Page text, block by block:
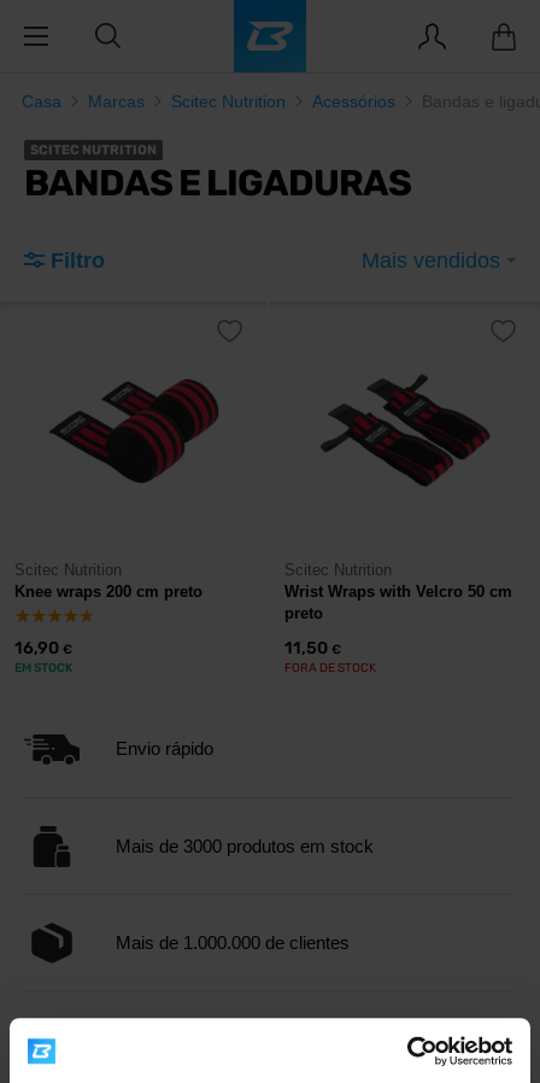
Casa Marcas Scitec Nutrition Acessórios Bandas e
SCITEC NUTRITION
BANDAS E LIGADURAS
Filtro Mais vendidos
Scitec Nutrition
Knee wraps 200 cm preto
16,90 €
EM STOCK
Scitec Nutrition
Wrist Wraps with Velcro 50 cm
preto
11,50 €
FORA DE STOCK
Envio rápido
Mais de 3000 produtos em stock
Mais de 1.000.000 de clientes